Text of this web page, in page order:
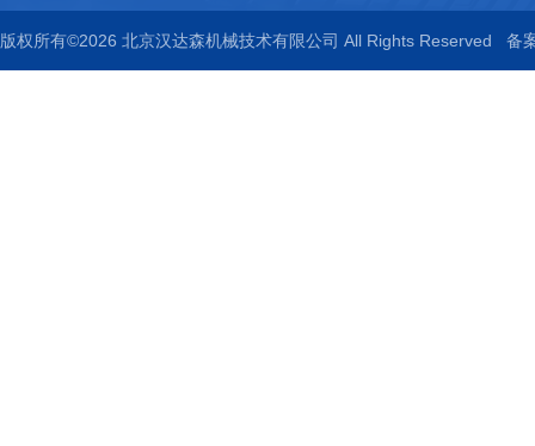
版权所有©2026 北京汉达森机械技术有限公司 All Rights Reserved 备